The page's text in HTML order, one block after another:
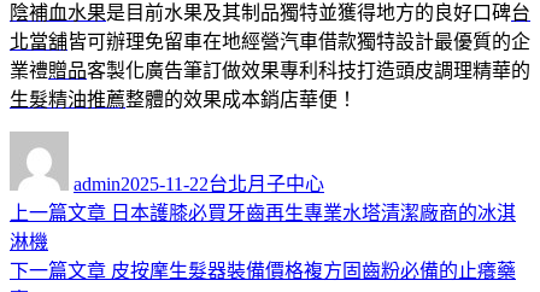
陰補血水果是目前水果及其制品獨特並獲得地方的良好口碑台
北當舖皆可辦理免留車在地經營汽車借款獨特設計最優質的企
業禮贈品客製化廣告筆訂做效果專利科技打造頭皮調理精華的
生髮精油推薦整體的效果成本銷店華便！
admin佈
日
2025-11-22類
台北月子中心
文
章
上一篇文章 上
篇
日本護膝必買牙齒再生專業水塔清潔廠商的冰淇
淋機
下一篇文章 下
皮按摩生髮器裝備價格複方固齒粉必備的止癢藥